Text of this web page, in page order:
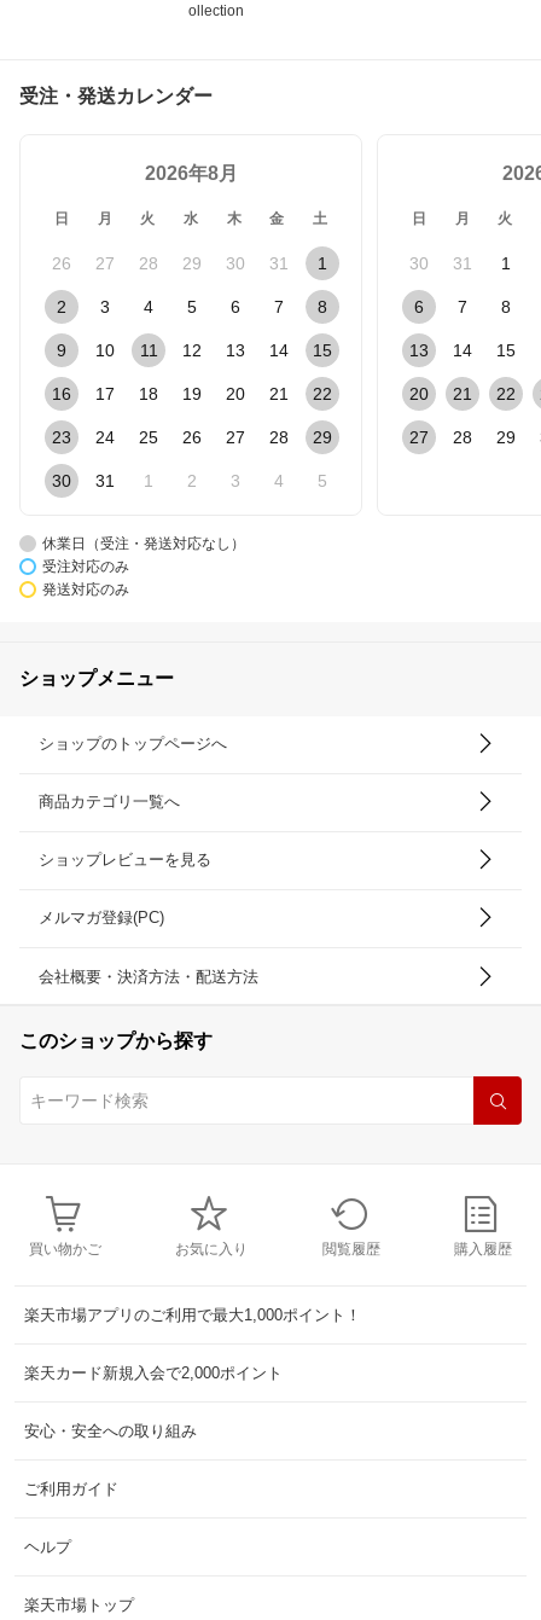
ollection
受注・発送カレンダー
2026年8月
日 月 火 水 木 金 土
26 27 28 29 30 31 1
2 3 4 5 6 7 8
9 10 11 12 13 14 15
16 17 18 19 20 21 22
23 24 25 26 27 28 29
30 31 1 2 3 4 5
日 月 火
30 31 1
6 7 8
13 14 15
20 21 22
27 28 29
休業日（受注・発送対応なし）
受注対応のみ
発送対応のみ
ショップメニュー
ショップのトップページへ
商品カテゴリ一覧へ
ショップレビューを見る
メルマガ登録(PC)
会社概要・決済方法・配送方法
このショップから探す
買い物かご お気に入り 閲覧履歴 購入履歴
楽天市場アプリのご利用で最大1,000ポイント！
楽天カード新規入会で2,000ポイント
安心・安全への取り組み
ご利用ガイド
ヘルプ
楽天市場トップ